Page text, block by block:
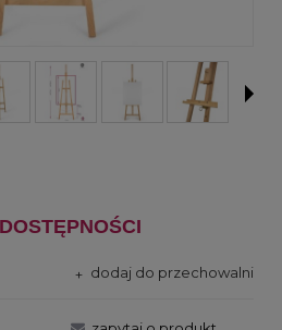
dodaj do przechowalni